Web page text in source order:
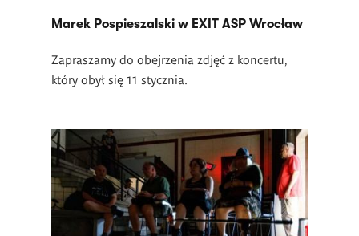
Marek Pospieszalski w EXIT ASP Wrocław
Zapraszamy do obejrzenia zdjęć z koncertu,
który obył się 11 stycznia.